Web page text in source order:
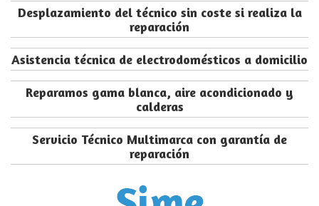
Desplazamiento del técnico sin coste si realiza la
reparación
Asistencia técnica de electrodomésticos a domicilio
Reparamos gama blanca, aire acondicionado y
calderas
Servicio Técnico Multimarca con garantía de
reparación